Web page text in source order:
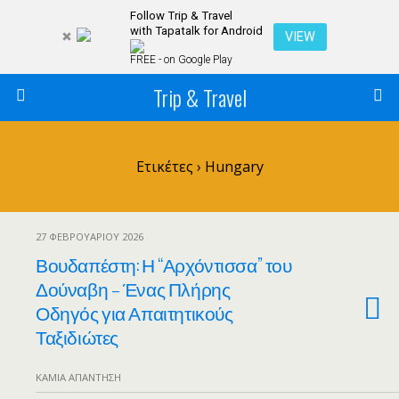
Follow Trip & Travel
with Tapatalk for Android
FREE - on Google Play
VIEW
Trip & Travel
Ετικέτες › Hungary
27 ΦΕΒΡΟΥΑΡΊΟΥ 2026
Βουδαπέστη: Η “Αρχόντισσα” του
Δούναβη – Ένας Πλήρης
Οδηγός για Απαιτητικούς
Ταξιδιώτες
ΚΑΜΊΑ ΑΠΆΝΤΗΣΗ